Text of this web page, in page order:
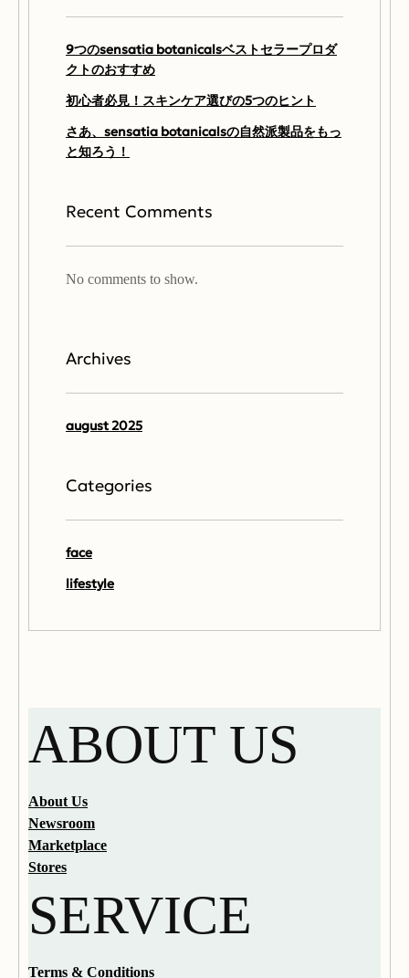
9つのsensatia botanicalsベストセラープロダ
クトのおすすめ
初心者必見！スキンケア選びの5つのヒント
さあ、sensatia botanicalsの自然派製品をもっ
と知ろう！
Recent Comments
No comments to show.
Archives
august 2025
Categories
face
lifestyle
ABOUT US
About Us
Newsroom
Marketplace
Stores
SERVICE
Terms & Conditions